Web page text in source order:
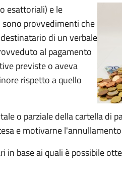
esattoriali) e le
provvedimenti che
di un verbale
al pagamento
previste o aveva
rispetto a quello
o parziale della cartella di
e motivarne
in base ai quali è possibile